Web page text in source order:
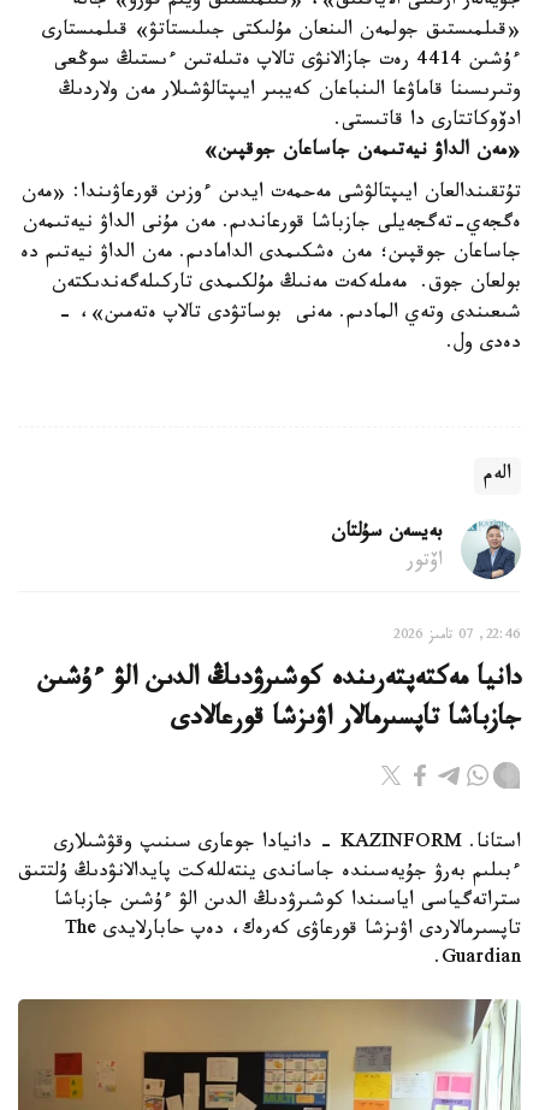
«قىلمىستىق جولمەن الىنعان مۇلىكتى جىلىستاتۋ» قىلمىستارى
ءۇشىن 4414 رەت جازالانۋى تالاپ ەتىلەتىن ءىستىڭ سوڭعى
وتىرىسىنا قاماۋعا الىنباعان كەيبىر ايىپتالۋشىلار مەن ولاردىڭ
ادۆوكاتتارى دا قاتىستى.
«مەن الداۋ نيەتىمەن جاساعان جوقپىن»
تۇتقىندالعان ايىپتالۋشى مەحمەت ايدىن ءوزىن قورعاۋىندا: «مەن
ەگجەي-تەگجەيلى جازباشا قورعاندىم. مەن مۇنى الداۋ نيەتىمەن
جاساعان جوقپىن؛ مەن ەشكىمدى الدامادىم. مەن الداۋ نيەتىم دە
بولعان جوق. مەملەكەت مەنىڭ مۇلكىمدى تاركىلەگەندىكتەن
شىعىندى وتەي المادىم. مەنى بوساتۋدى تالاپ ەتەمىن»، -
دەدى ول.
الەم
بەيسەن سۇلتان
اۆتور
22:46, 07 تامىز 2026
دانيا مەكتەپتەرىندە كوشىرۋدىڭ الدىن الۋ ءۇشىن
جازباشا تاپسىرمالار اۋىزشا قورعالادى
استانا. KAZINFORM - دانيادا جوعارى سىنىپ وقۋشىلارى
ءبىلىم بەرۋ جۇيەسىندە جاساندى ينتەللەكت پايدالانۋدىڭ ۇلتتىق
ستراتەگياسى اياسىندا كوشىرۋدىڭ الدىن الۋ ءۇشىن جازباشا
تاپسىرمالاردى اۋىزشا قورعاۋى كەرەك، دەپ حابارلايدى The
Guardian.